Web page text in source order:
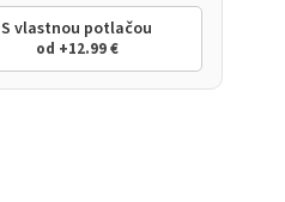
S vlastnou potlačou
od +12.99 €